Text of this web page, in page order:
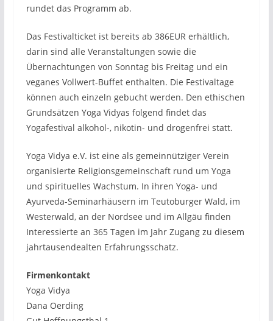
rundet das Programm ab.
Das Festivalticket ist bereits ab 386EUR erhältlich,
darin sind alle Veranstaltungen sowie die
Übernachtungen von Sonntag bis Freitag und ein
veganes Vollwert-Buffet enthalten. Die Festivaltage
können auch einzeln gebucht werden. Den ethischen
Grundsätzen Yoga Vidyas folgend findet das
Yogafestival alkohol-, nikotin- und drogenfrei statt.
Yoga Vidya e.V. ist eine als gemeinnütziger Verein
organisierte Religionsgemeinschaft rund um Yoga
und spirituelles Wachstum. In ihren Yoga- und
Ayurveda-Seminarhäusern im Teutoburger Wald, im
Westerwald, an der Nordsee und im Allgäu finden
Interessierte an 365 Tagen im Jahr Zugang zu diesem
jahrtausendealten Erfahrungsschatz.
Firmenkontakt
Yoga Vidya
Dana Oerding